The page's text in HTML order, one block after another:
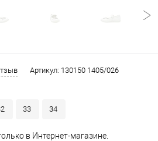
Артикул: 130150 1405/026
33 34
в Интернет-магазине.